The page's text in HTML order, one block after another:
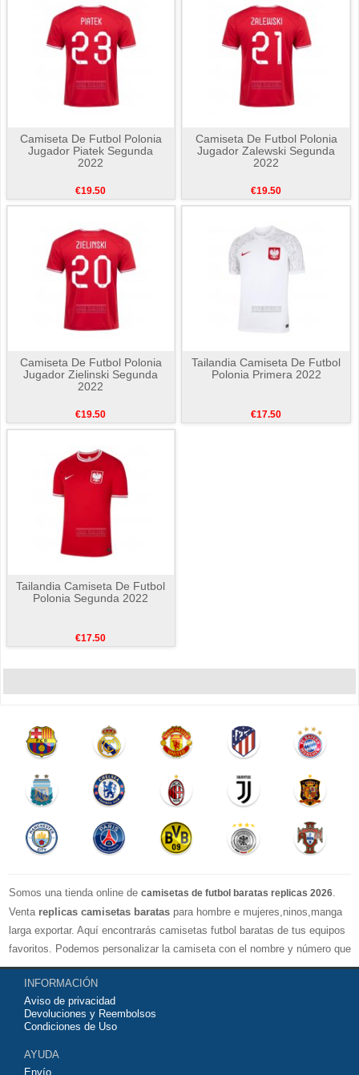
Camiseta De Futbol Polonia
Jugador Piatek Segunda
2022
€19.50
Camiseta De Futbol Polonia
Jugador Zalewski Segunda
2022
€19.50
Camiseta De Futbol Polonia
Jugador Zielinski Segunda
2022
€19.50
Tailandia Camiseta De Futbol
Polonia Primera 2022
€17.50
Tailandia Camiseta De Futbol
Polonia Segunda 2022
€17.50
Somos una tienda online de camisetas de futbol baratas replicas 2026
Venta replicas camisetas baratas para hombre e mujeres,ninos,manga
larga exportar. Aquí encontrarás camisetas futbol baratas de tus equipos
favoritos. Podemos personalizar la camiseta con el nombre y número que
quieras. Nuestrascamisetas de futbol replicasson de máxima calidad
tailandesa por lo que estamos convencidos que quedarás muy satisfecho
con ella. Estas camisetas tienen un tejido transpirable por lo que te
servirán para jugar al fútbol o simplemente para animar a tu equipo
contáctanos y haremos lo posible para conseguirtela lo más barata
INFORMACIÓN
Aviso de privacidad
Devoluciones y Reembolsos
Condiciones de Uso
AYUDA
Envío